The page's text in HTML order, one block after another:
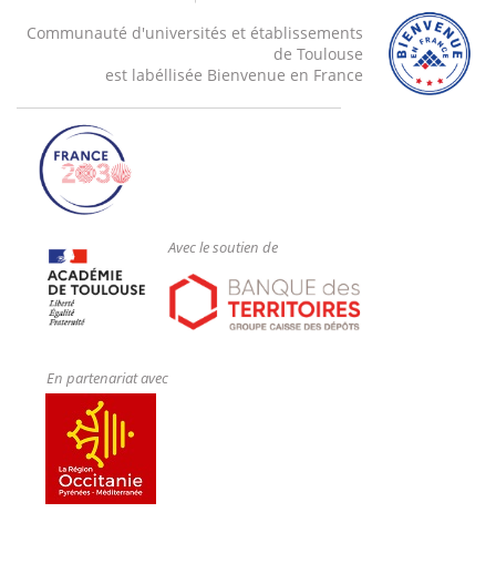
Communauté d'universités et établissements
de Toulouse
est labéllisée Bienvenue en France
Avec le soutien de
En partenariat avec